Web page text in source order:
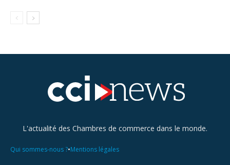
L'actualité des Chambres de commerce dans le monde.
Qui sommes-nous ?•Mentions légales